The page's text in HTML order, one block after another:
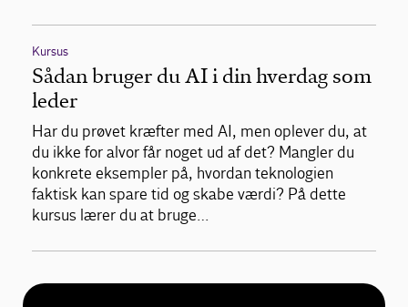
Kursus
Sådan bruger du AI i din hverdag som
leder
Har du prøvet kræfter med AI, men oplever du, at
du ikke for alvor får noget ud af det? Mangler du
konkrete eksempler på, hvordan teknologien
faktisk kan spare tid og skabe værdi? På dette
kursus lærer du at bruge…